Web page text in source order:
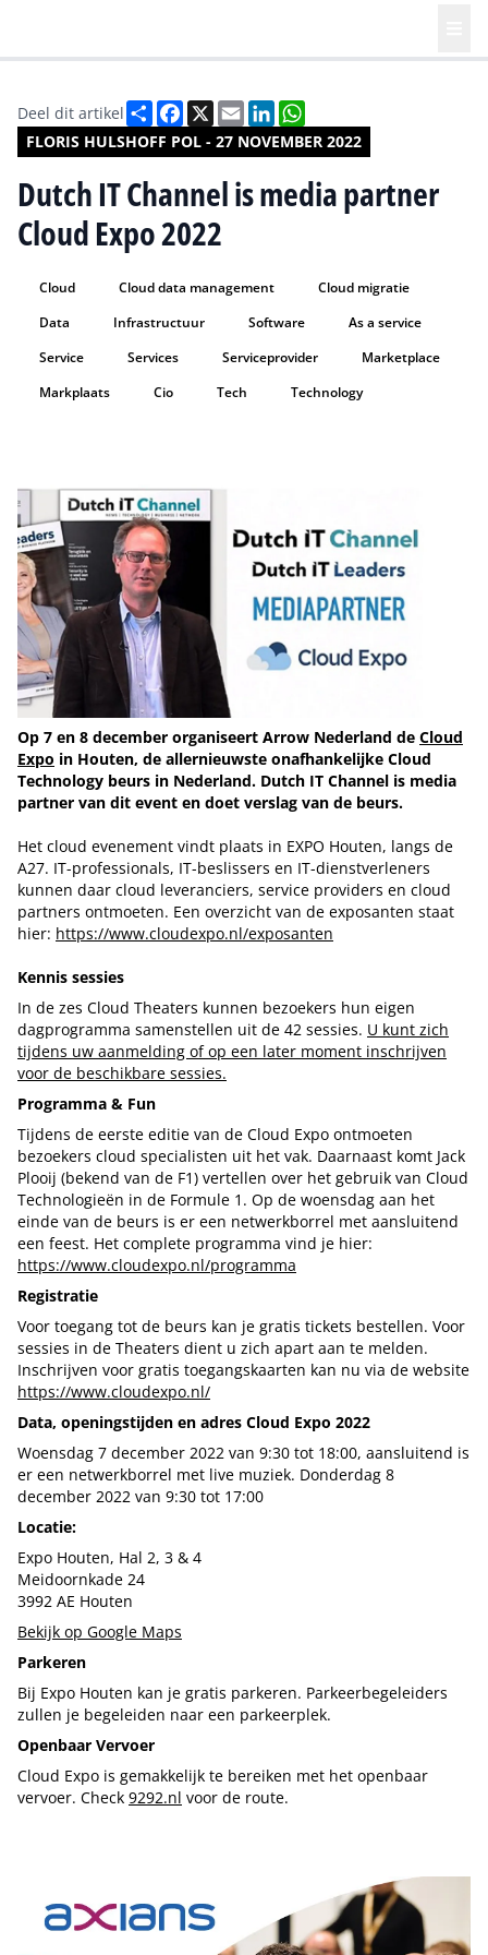
FLORIS HULSHOFF POL - 27 NOVEMBER 2022
Deel dit artikel DeelFacebook
X EmailLinkedIn
Dutch IT Channel is media partner
Cloud Expo 2022
Cloud Cloud data management
Cloud migratie
Data
Infrastructuur Software
As a service
Service
Services Serviceprovider
Marketplace
Markplaats
Cio Tech Technology
Op 7 en 8 december organiseert Arrow Nederland de Cloud
Expo in Houten, de allernieuwste onafhankelijke Cloud
Technology beurs in Nederland. Dutch IT Channel is media
partner van dit event en doet verslag van de beurs.
Het cloud evenement vindt plaats in EXPO Houten, langs de
A27. IT-professionals, IT-beslissers en IT-dienstverleners
kunnen daar cloud leveranciers, service providers en cloud
partners ontmoeten. Een overzicht van de exposanten staat
hier: https://www.cloudexpo.nl/exposanten
Kennis sessies
In de zes Cloud Theaters kunnen bezoekers hun eigen
dagprogramma samenstellen uit de 42 sessies. U kunt zich
tijdens uw aanmelding of op een later moment inschrijven
voor de beschikbare sessies.
Programma & Fun
Tijdens de eerste editie van de Cloud Expo ontmoeten
bezoekers cloud specialisten uit het vak. Daarnaast komt Jack
Plooij (bekend van de F1) vertellen over het gebruik van Cloud
Technologieën in de Formule 1. Op de woensdag aan het
einde van de beurs is er een netwerkborrel met aansluitend
een feest. Het complete programma vind je hier:
https://www.cloudexpo.nl/programma
Registratie
Voor toegang tot de beurs kan je gratis tickets bestellen. Voor
sessies in de Theaters dient u zich apart aan te melden.
Inschrijven voor gratis toegangskaarten kan nu via de website
https://www.cloudexpo.nl/
Data, openingstijden en adres Cloud Expo 2022
Woensdag 7 december 2022 van 9:30 tot 18:00, aansluitend is
er een netwerkborrel met live muziek. Donderdag 8
december 2022 van 9:30 tot 17:00
Locatie:
Expo Houten, Hal 2, 3 & 4
Meidoornkade 24
3992 AE Houten
Bekijk op Google Maps
Parkeren
Bij Expo Houten kan je gratis parkeren. Parkeerbegeleiders
zullen je begeleiden naar een parkeerplek.
Openbaar Vervoer
Cloud Expo is gemakkelijk te bereiken met het openbaar
vervoer. Check 9292.nl voor de route.